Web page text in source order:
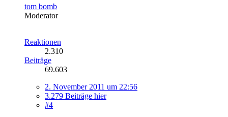
tom bomb
Moderator
Reaktionen
2.310
Beiträge
69.603
2. November 2011 um 22:56
3.279 Beiträge hier
#4